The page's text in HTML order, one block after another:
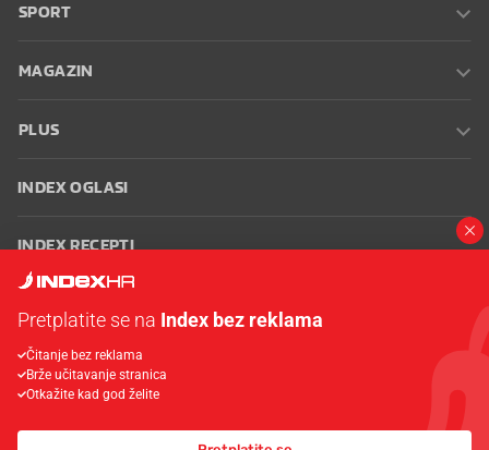
SPORT
MAGAZIN
PLUS
INDEX OGLASI
INDEX RECEPTI
Oglašavanje Zaposli se na Indexu
korištenja
Postavke kolačića
Pretplatite se na Index bez reklama
Čitanje bez reklama
Brže učitavanje stranica
Otkažite kad god želite